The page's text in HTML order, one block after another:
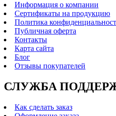
Информация о компании
Сертификаты на продукцию
Политика
Публичная оферта
Контакты
Карта сайта
Блог
Отзывы покупателей
СЛУЖБА
Как сделать заказ